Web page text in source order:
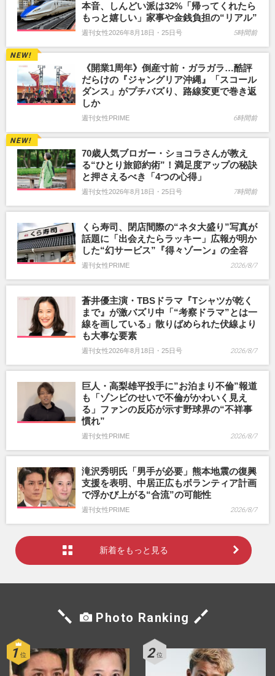
本音、しんどい派は32%「帰ってくれたら
もっと嬉しい」家事や金銭負担の“リアル”
週刊女性2026年8月18日・25日号 5時間前
《開業1周年》倒産寸前・ガラガラ…酷評
だらけの『ジャングリア沖縄』「スコール
ダンス」がプチバズり、路線変更で巻き返
しか
週刊女性PRIME 6時間前
70歳人気ブロガー・ショコラさんが教え
る“ひとり旅節約術”！満足度アップの秘訣
と押さえるべき「4つの心得」
週刊女性2026年8月18日・25日号 7時間前
くら寿司、閉店間際の“ネタ大盛り”写真が
話題に「出会えたらラッキー」広報が明か
した“幻サービス”『得々ゾーン』の全容
週刊女性PRIME 2026/8/7
蒼井優主演・TBSドラマ『Tシャツが乾く
まで』が激バズリ中「“考察ドラマ”とは一
線を画している」散りばめられた伏線より
も大事な要素
週刊女性2026年8月18日・25日号 2026/8/7
巨人・高梨雄平投手に”お泊まり不倫”報道
も「ゾンビのせいで不倫がかわいく見え
る」ファンの反応が示す野球界の“不祥事
慣れ”
週刊女性PRIME 2026/8/7
滝沢秀明氏「男手が必要」熊本地震の復興
支援を表明、中居正広もボランティア計画
で浮かび上がる“合流”の可能性
週刊女性PRIME 2026/8/7
新着をもっと見る
Photo Ranking